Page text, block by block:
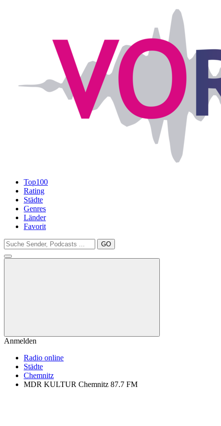
Top100
Rating
Städte
Genres
Länder
Favorit
GO
Anmelden
Radio online
Städte
Chemnitz
MDR KULTUR Chemnitz 87.7 FM